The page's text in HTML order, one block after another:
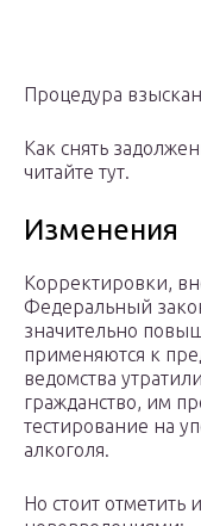
Процедура
Как снять
читайте тут.
Изменения
Корректировки,
Федеральный
значительно
применяются к
ведомства
гражданство, им
тестирование на
алкоголя.
Но стоит отметить